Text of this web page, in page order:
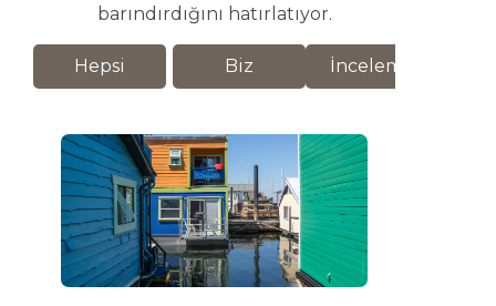
barındırdığını hatırlatıyor.
Hepsi Biz İnceleme